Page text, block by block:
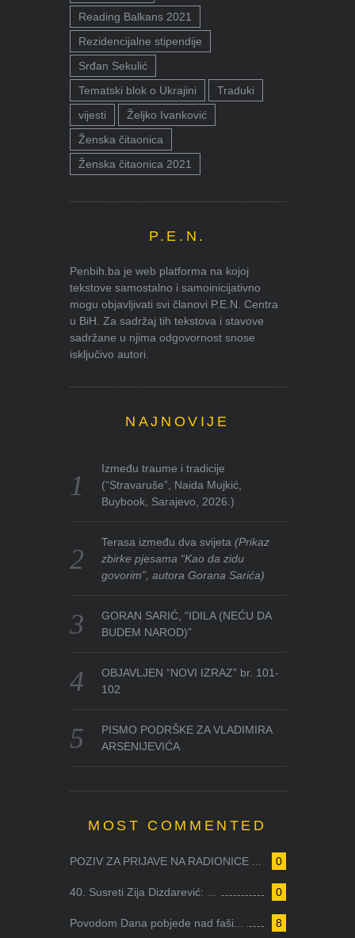
Reading Balkans 2021
Rezidencijalne stipendije
Srđan Sekulić
Tematski blok o Ukrajini
Traduki
vijesti
Željko Ivanković
Ženska čitaonica
Ženska čitaonica 2021
P.E.N.
Penbih.ba je web platforma na kojoj
tekstove samostalno i samoinicijativno
mogu objavljivati svi članovi P.E.N. Centra
u BiH. Za sadržaj tih tekstova i stavove
sadržane u njima odgovornost snose
isključivo autori.
NAJNOVIJE
Između traume i tradicije
(“Stravaruše”, Naida Mujkić,
Buybook, Sarajevo, 2026.)
Terasa između dva svijeta(Prikaz
zbirke pjesama “Kao da zidu
govorim”, autora Gorana Sarića)
GORAN SARIĆ, “IDILA (NEĆU DA
BUDEM NAROD)”
OBJAVLJEN “NOVI IZRAZ” br. 101-
102
PISMO PODRŠKE ZA VLADIMIRA
ARSENIJEVIĆA
MOST COMMENTED
0
POZIV ZA PRIJAVE NA RADIONICE ...
0
40. Susreti Zija Dizdarević: ...
8
Povodom Dana pobjede nad faši...